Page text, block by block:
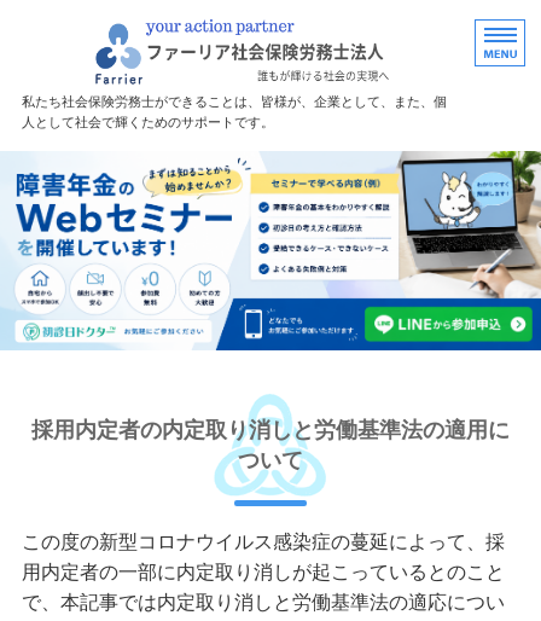
福島で労務・
私たち社会保険労務士ができることは、皆様が、企業として、また、個
人として社会で輝くためのサポートです。
ホーム
障害年金サポート
サポート料金
無料診断
採用内定者の内定取り消しと労働基準法の適用に
ついて
この度の新型コロナウイルス感染症の蔓延によって、採
用内定者の一部に内定取り消しが起こっているとのこと
で、本記事では内定取り消しと労働基準法の適応につい